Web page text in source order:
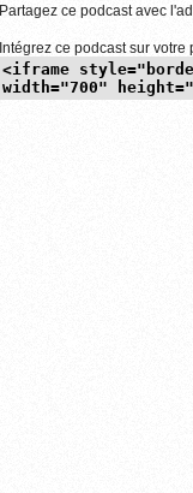
Partagez ce podcast avec
Intégrez ce podcast sur